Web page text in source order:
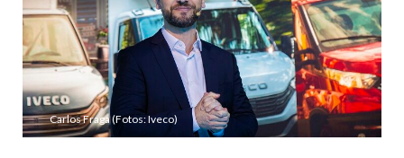
Carlos Fraga (Fotos: Iveco)